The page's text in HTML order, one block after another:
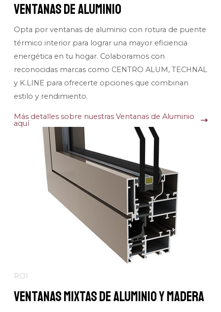
Ventanas de Aluminio
Opta por ventanas de aluminio con rotura de puente
térmico interior para lograr una mayor eficiencia
energética en tu hogar. Colaboramos con
reconocidas marcas como CENTRO ALUM, TECHNAL
y K.LINE para ofrecerte opciones que combinan
estilo y rendimiento.
Más detalles sobre nuestras Ventanas de Aluminio
aquí
ROI
Ventanas Mixtas de Aluminio y Madera